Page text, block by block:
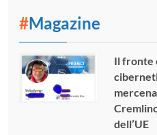
#Magazine
Il fronte
dell’UE